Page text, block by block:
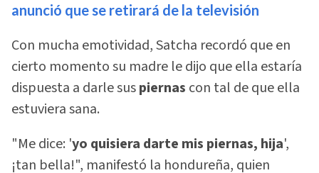
anunció que se retirará de la televisión
Con mucha emotividad, Satcha recordó que en
cierto momento su madre le dijo que ella estaría
dispuesta a darle suspiernas con tal de que ella
estuviera sana.
"Me dice: 'yo quisiera darte mis piernas, hija',
¡tan bella!", manifestó la hondureña, quien